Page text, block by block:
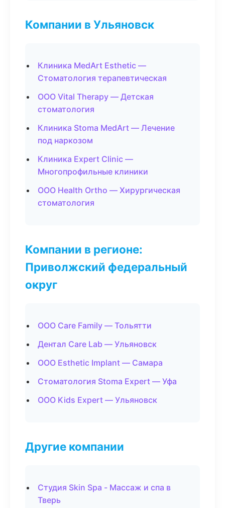
Компании в Ульяновск
Клиника MedArt Esthetic —
Стоматология терапевтическая
ООО Vital Therapy — Детская
стоматология
Клиника Stoma MedArt — Лечение
под наркозом
Клиника Expert Clinic —
Многопрофильные клиники
ООО Health Ortho — Хирургическая
стоматология
Компании в регионе:
Приволжский федеральный
округ
ООО Care Family — Тольятти
Дентал Care Lab — Ульяновск
ООО Esthetic Implant — Самара
Стоматология Stoma Expert — Уфа
ООО Kids Expert — Ульяновск
Другие компании
Студия Skin Spa - Массаж и спа в
Тверь